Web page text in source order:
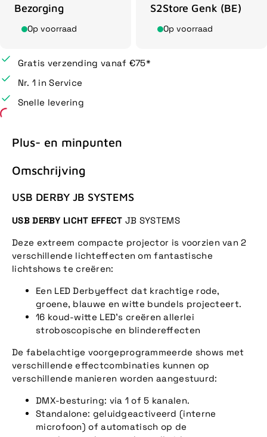
Bezorging
Op voorraad
S2Store Genk (BE)
Op voorraad
Gratis verzending vanaf €75*
Nr. 1 in Service
Snelle levering
Plus- en minpunten
Omschrijving
USB DERBY JB SYSTEMS
USB DERBY LICHT EFFECT JB SYSTEMS
Deze extreem compacte projector is voorzien van 2
verschillende lichteffecten om fantastische
lichtshows te creëren:
Een LED Derbyeffect dat krachtige rode,
groene, blauwe en witte bundels projecteert.
16 koud-witte LED's creëren allerlei
stroboscopische en blindereffecten
De fabelachtige voorgeprogrammeerde shows met
verschillende effectcombinaties kunnen op
verschillende manieren worden aangestuurd:
DMX-besturing: via 1 of 5 kanalen.
Standalone: geluidgeactiveerd (interne
microfoon) of automatisch op de